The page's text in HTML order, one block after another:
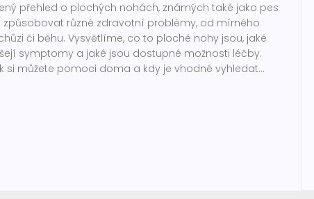
přehled o plochých nohách, známých také jako pes
způsobovat různé zdravotní problémy, od mírného
či běhu. Vysvětlíme, co to ploché nohy jsou, jaké
symptomy a jaké jsou dostupné možnosti léčby.
si můžete pomoci doma a kdy je vhodné vyhledat